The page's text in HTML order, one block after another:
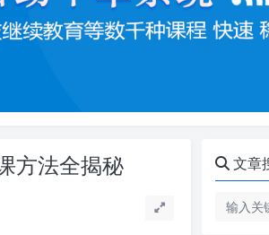
方法全揭秘 文章